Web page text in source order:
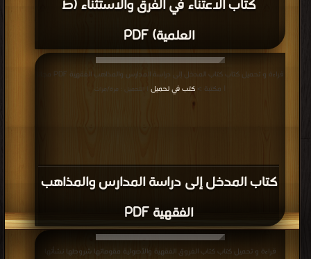
كتاب الاعتناء في الفرق والاستثناء (ط
العلمية) PDF
كتاب المدخل إلى دراسة المدارس والمذاهب
الفقهية PDF
| مكتبة > كتب في تحميل | التحميل : مرة/مرات
قراءة و تحميل كتاب كتاب الفروق الفقهية والأصولية مقوماتها شروطها نشأتها